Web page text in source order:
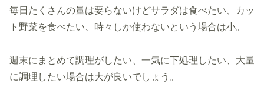
毎日たくさんの量は要らないけどサラダは食べたい、カッ
ト野菜を食べたい、時々しか使わないという場合は小。
週末にまとめて調理がしたい、一気に下処理したい、大量
に調理したい場合は大が良いでしょう。